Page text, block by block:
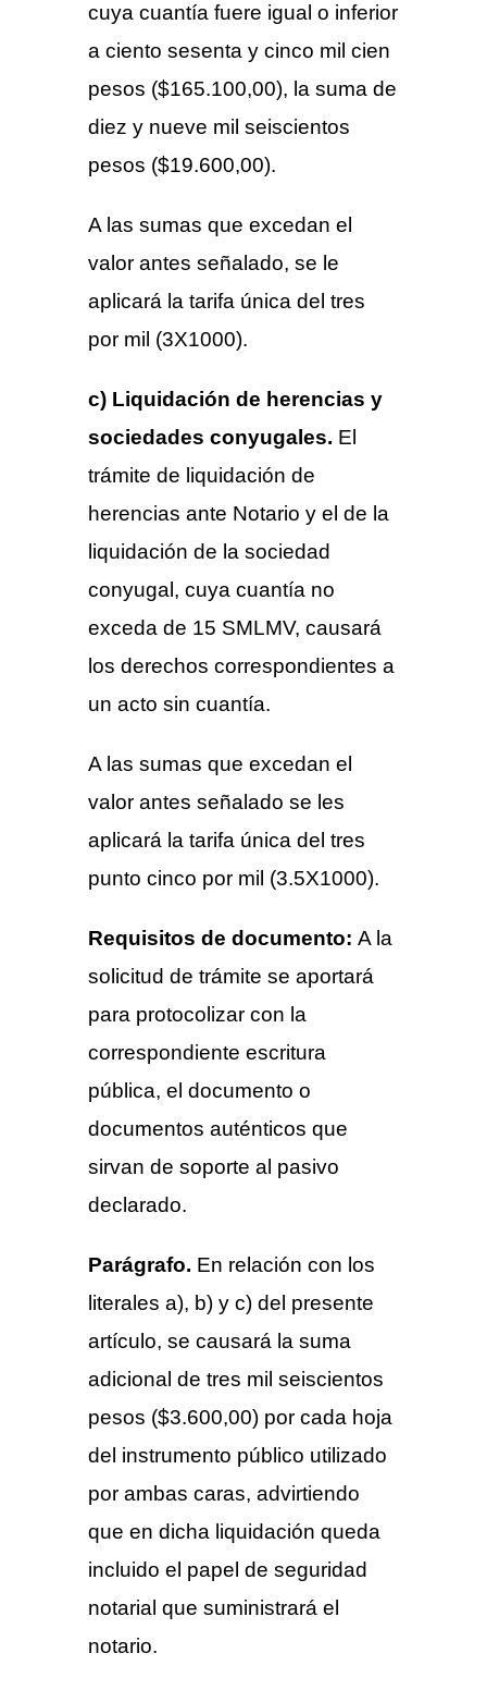
cuya cuantía fuere igual o inferior
a ciento sesenta y cinco mil cien
pesos ($165.100,00), la suma de
diez y nueve mil seiscientos
pesos ($19.600,00).
A las sumas que excedan el
valor antes señalado, se le
aplicará la tarifa única del tres
por mil (3X1000).
c) Liquidación de herencias y
sociedades conyugales. El
trámite de liquidación de
herencias ante Notario y el de la
liquidación de la sociedad
conyugal, cuya cuantía no
exceda de 15 SMLMV, causará
los derechos correspondientes a
un acto sin cuantía.
A las sumas que excedan el
valor antes señalado se les
aplicará la tarifa única del tres
punto cinco por mil (3.5X1000).
Requisitos de documento: A la
solicitud de trámite se aportará
para protocolizar con la
correspondiente escritura
pública, el documento o
documentos auténticos que
sirvan de soporte al pasivo
declarado.
Parágrafo. En relación con los
literales a), b) y c) del presente
artículo, se causará la suma
adicional de tres mil seiscientos
pesos ($3.600,00) por cada hoja
del instrumento público utilizado
por ambas caras, advirtiendo
que en dicha liquidación queda
incluido el papel de seguridad
notarial que suministrará el
notario.